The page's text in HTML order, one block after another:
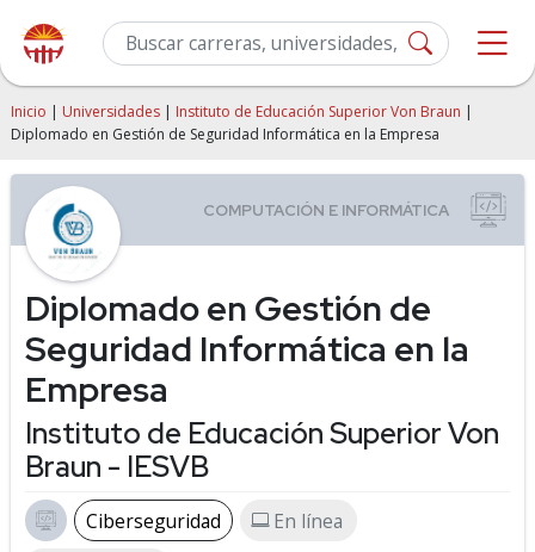
Inicio | Universidades | Instituto de Educación Superior Von Braun |
Diplomado en Gestión de Seguridad Informática en la Empresa
Diplomado en Gestión de
Seguridad Informática en la
Empresa
Instituto de Educación Superior Von
Braun - IESVB
Ciberseguridad
En línea